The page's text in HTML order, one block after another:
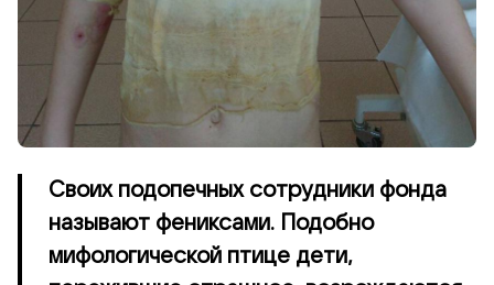
Своих подопечных сотрудники фонда
называют фениксами. Подобно
мифологической птице дети,